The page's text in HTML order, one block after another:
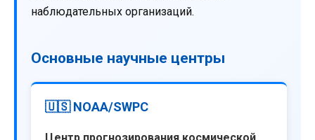
наблюдательных организаций.
Основные научные центры
🇺🇸 NOAA/SWPC